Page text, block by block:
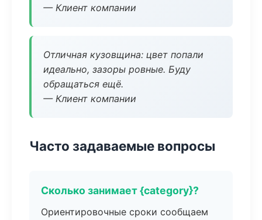
— Клиент компании
Отличная кузовщина: цвет попали
идеально, зазоры ровные. Буду
обращаться ещё.
— Клиент компании
Часто задаваемые вопросы
Сколько занимает {category}?
Ориентировочные сроки сообщаем